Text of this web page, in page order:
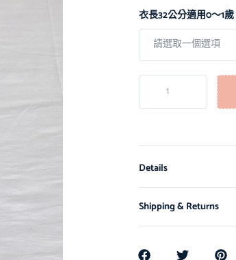
衣長32公分適用0～1歲
Details
Shipping & Returns